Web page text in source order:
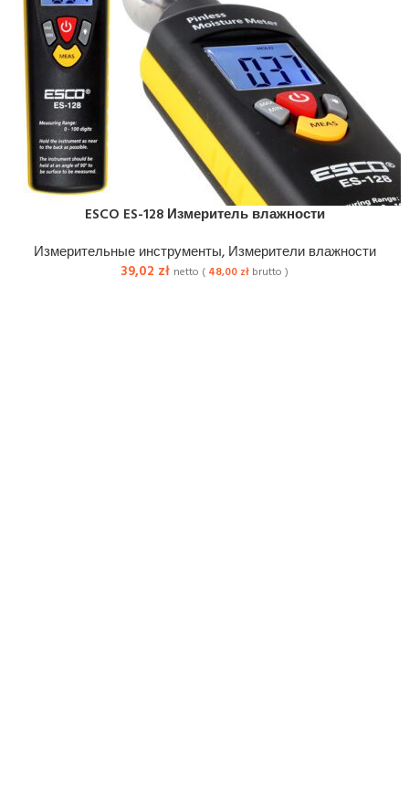
ESCO ES-128 Измеритель влажности
Измерительные инструменты, Измерители влажности
39,02 zł netto ( 48,00 zł brutto )